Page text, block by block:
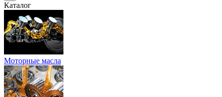
Каталог
Моторные масла